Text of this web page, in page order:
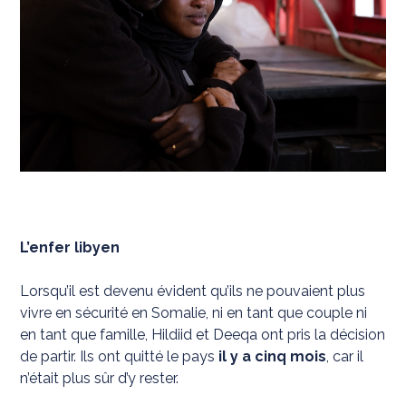
L’enfer libyen
Lorsqu’il est devenu évident qu’ils ne pouvaient plus
vivre en sécurité en Somalie, ni en tant que couple ni
en tant que famille, Hildiid et Deeqa ont pris la décision
de partir. Ils ont quitté le pays il y a cinq mois, car il
n’était plus sûr d’y rester.